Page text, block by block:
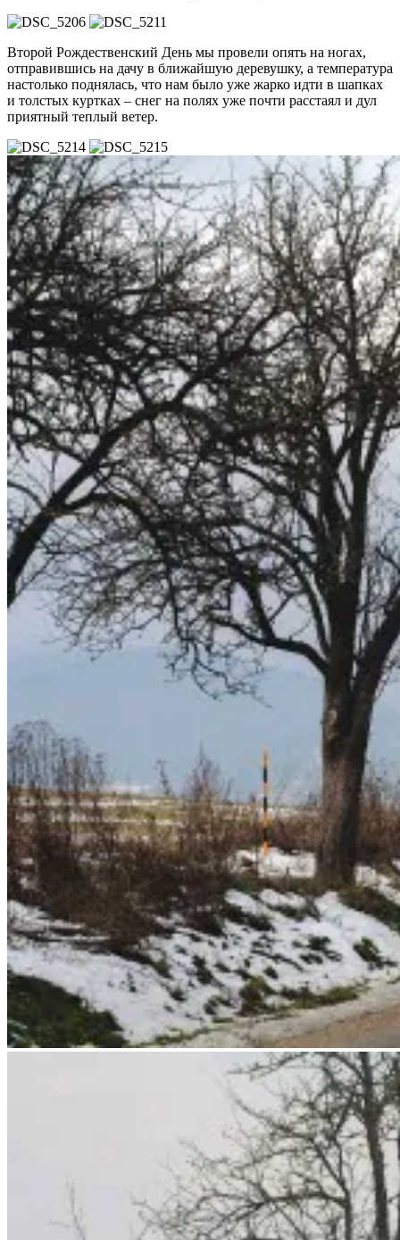
Второй Рождественский День мы провели опять на ногах,
отправившись на дачу в ближайшую деревушку, а температура
настолько поднялась, что нам было уже жарко идти в шапках
и толстых куртках – снег на полях уже почти расстаял и дул
приятный теплый ветер.